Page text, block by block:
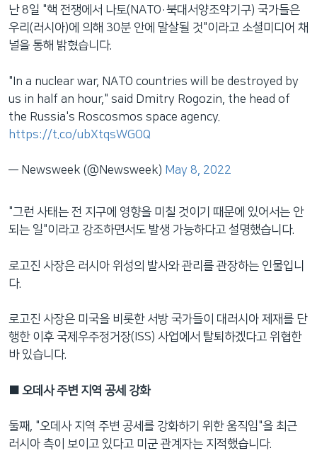
난 8일 "핵 전쟁에서 나토(NATO·북대서양조약기구) 국가들은
우리(러시아)에 의해 30분 안에 말살될 것"이라고 소셜미디어 채
널을 통해 밝혔습니다.
"In a nuclear war, NATO countries will be destroyed by
us in half an hour," said Dmitry Rogozin, the head of
the Russia's Roscosmos space agency.
https://t.co/ubXtqsWGOQ
— Newsweek (@Newsweek) May 8, 2022
"그런 사태는 전 지구에 영향을 미칠 것이기 때문에 있어서는 안
되는 일"이라고 강조하면서도 발생 가능하다고 설명했습니다.
로고진 사장은 러시아 위성의 발사와 관리를 관장하는 인물입니
다.
로고진 사장은 미국을 비롯한 서방 국가들이 대러시아 제재를 단
행한 이후 국제우주정거장(ISS) 사업에서 탈퇴하겠다고 위협한
바 있습니다.
■ 오데사 주변 지역 공세 강화
둘째, "오데사 지역 주변 공세를 강화하기 위한 움직임"을 최근
러시아 측이 보이고 있다고 미군 관계자는 지적했습니다.